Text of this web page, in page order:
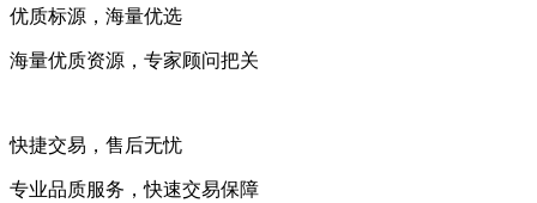
优质标源，海量优选
海量优质资源，专家顾问把关
快捷交易，售后无忧
专业品质服务，快速交易保障